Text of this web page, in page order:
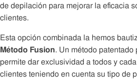
de depilación para mejorar la eficacia
clientes.
Esta opción combinada la hemos
Método Fusion. Un método patentado
permite dar exclusividad a todos y
clientes teniendo en cuenta su tipo de